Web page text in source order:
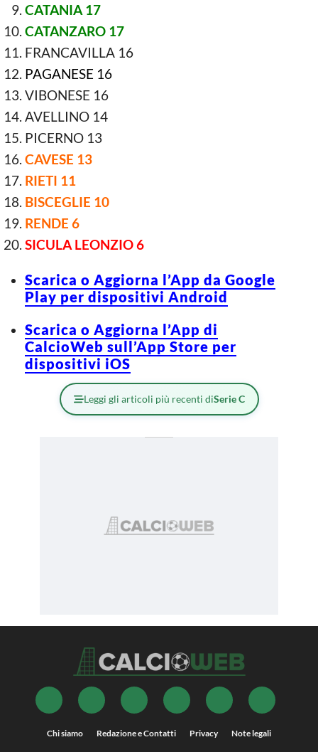
CATANIA 17
CATANZARO 17
FRANCAVILLA 16
PAGANESE 16
VIBONESE 16
AVELLINO 14
PICERNO 13
CAVESE 13
RIETI 11
BISCEGLIE 10
RENDE 6
SICULA LEONZIO 6
Scarica o Aggiorna l’App da Google
Play per dispositivi Android
Scarica o Aggiorna l’App di
CalcioWeb sull’App Store per
dispositivi iOS
Leggi gli articoli più recenti diSerie C
Chi siamo Redazione e Contatti Privacy Note legali